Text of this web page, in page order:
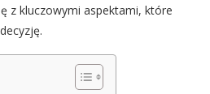
z kluczowymi aspektami, które